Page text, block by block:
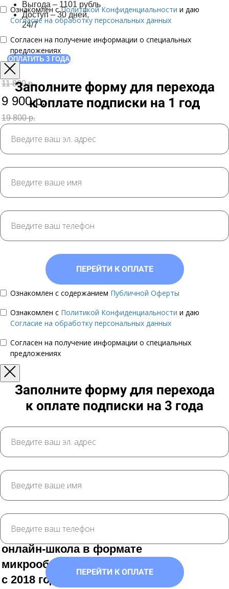
Выгода – 1101 рубль
Доступ – 30 дней,
24/7
ОПЛАТИТЬ 3 ГОДА
11 800 р.
9 900 р.
19 800 р.
14 900 р.
IZIBIZI – самая большая
онлайн-школа в формате
микрообучения в России
с 2018 года.
Ознакомлен сПолитикой Конфиденциальности и даю
Согласие на обработку персональных данных
Согласен на получение информации о специальных
предложениях
Заполните форму для перехода
к оплате подписки на 1 год
ПЕРЕЙТИ К ОПЛАТЕ
Ознакомлен с содержанием Публичной Оферты
Ознакомлен с Политикой Конфиденциальности и даю
Согласие на обработку персональных данных
Согласен на получение информации о специальных
предложениях
Заполните форму для перехода
к оплате подписки на 3 года
ПЕРЕЙТИ К ОПЛАТЕ